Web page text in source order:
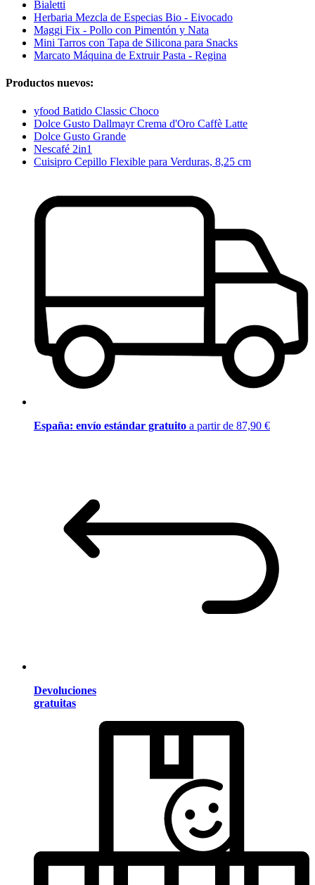
Bialetti
Herbaria Mezcla de Especias Bio - Eivocado
Maggi Fix - Pollo con Pimentón y Nata
Mini Tarros con Tapa de Silicona para Snacks
Marcato Máquina de Extruir Pasta - Regina
Productos nuevos:
yfood Batido Classic Choco
Dolce Gusto Dallmayr Crema d'Oro Caffè Latte
Dolce Gusto Grande
Nescafé 2in1
Cuisipro Cepillo Flexible para Verduras, 8,25 cm
España: envío estándar gratuito a partir de 87,90 €
Devoluciones
gratuitas